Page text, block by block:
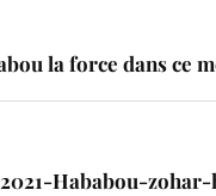
la force dans ce
Hababou-zohar-